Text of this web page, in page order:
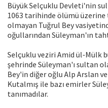
Büyük Selçuklu Devleti'nin
1063 tarihinde ölümü üzerine
olmayan Tuğrul Bey
oğullarından Süleyman'ın
Selçuklu veziri Amid ül-Mülk
şehrinde Süleyman'ı sultan
Bey'in diğer oğlu Alp Arslan
Kutalmış ile bazı emirler
tanımadılar.